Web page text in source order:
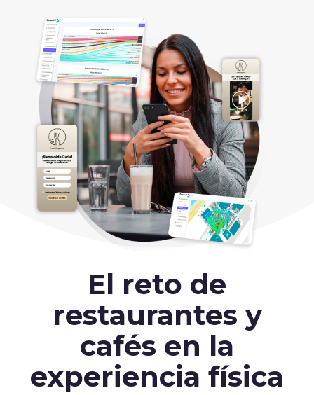
El reto de
restaurantes y
cafés en la
experiencia física